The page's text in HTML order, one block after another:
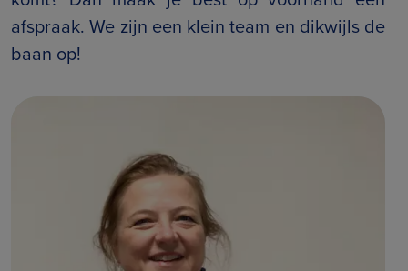
afspraak. We zijn een klein team en dikwijls de
baan op!